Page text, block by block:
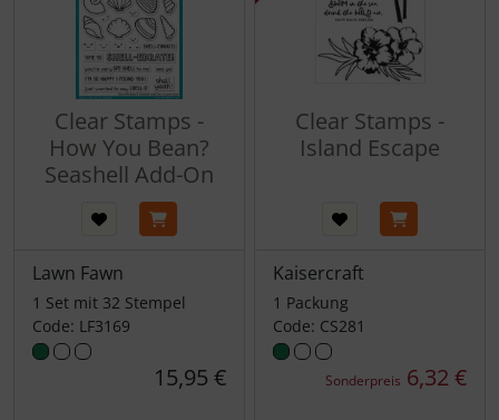
Clear Stamps -
How You Bean?
Seashell Add-On
Lawn Fawn
1 Set mit 32 Stempel
Code: LF3169
15,95 €
Clear Stamps -
Island Escape
Kaisercraft
1 Packung
Code: CS281
Sonderpreis 6,32 €